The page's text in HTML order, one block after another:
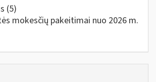
(5)
mokesčių pakeitimai nuo 2026 m.